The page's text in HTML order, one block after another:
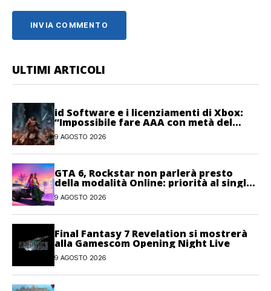
ULTIMI ARTICOLI
id Software e i licenziamenti di Xbox:
“Impossibile fare AAA con metà del
personale”
9 AGOSTO 2026
GTA 6, Rockstar non parlerà presto
della modalità Online: priorità al single-
player
9 AGOSTO 2026
Final Fantasy 7 Revelation si mostrerà
alla Gamescom Opening Night Live
9 AGOSTO 2026